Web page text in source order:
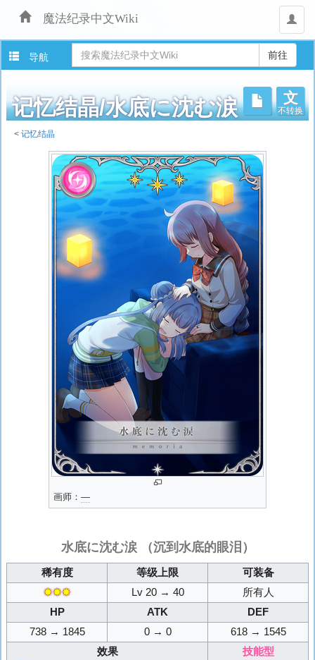
魔法纪录中文Wiki
用
户
导航
记忆结晶/水底に沈む涙
文
不转换
<记忆结晶
画师： ―
水底に沈む涙（沉到水底的眼泪）
稀有度 等级上限
可装备
✸✸✸
Lv 20 → 40
所有人
HP
ATK
DEF
738 → 1845
0 → 0
618 → 1545
效果
技能型